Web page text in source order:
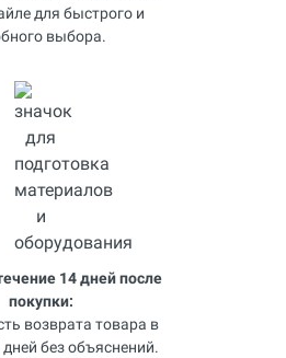
для быстрого и
выбора.
14 дней после
покупки:
возврата товара в
дней без объяснений.